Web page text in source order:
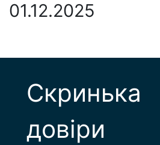
01.12.2025
Скринька
довіри